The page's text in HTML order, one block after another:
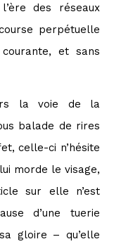
des réseaux
perpétuelle
et sans
la voie de la
balade de rires
celle-ci n’hésite
morde le visage,
sur elle n’est
d’une tuerie
gloire – qu’elle